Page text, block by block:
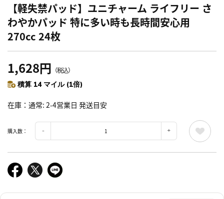
【軽失禁パッド】ユニチャーム ライフリー さ
わやかパッド 特に多い時も長時間安心用
270cc 24枚
1,628円 （税込）
積算 14 マイル (1倍)
在庫 通常: 2-4営業日 発送目安
購入数：